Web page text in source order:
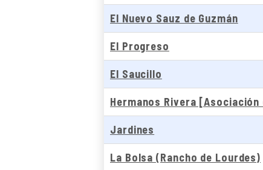
El Nuevo Sauz de Guzmán
El Progreso
El Saucillo
Hermanos Rivera [Asociación
Jardines
La Bolsa (Rancho de Lourdes)